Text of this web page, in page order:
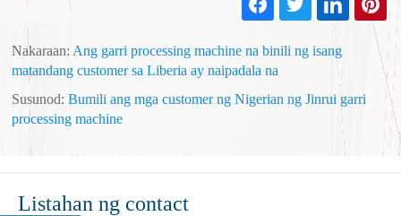
Nakaraan: Ang garri processing machine na binili ng isang
matandang customer sa Liberia ay naipadala na
Susunod:Bumili ang mga customer ng Nigerian ng Jinrui garri
processing machine
Listahan ng contact